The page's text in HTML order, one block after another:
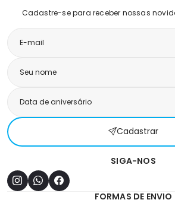
Cadastre-se para receber nossas
Cadastrar
SIGA-NOS
FORMAS DE ENVIO